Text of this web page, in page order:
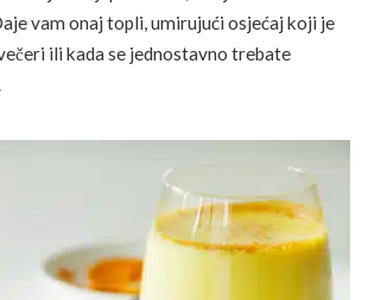
vam onaj topli, umirujući osjećaj koji je
ili kada se jednostavno trebate